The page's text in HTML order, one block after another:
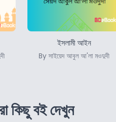
ইসলামী আইন
By সাইয়েদ আবুল আ'লা মওদুদী
কিছু বই দেখুন